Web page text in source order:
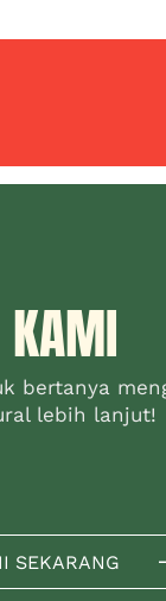
KAMI
bertanya
lebih lanjut!
SEKARANG